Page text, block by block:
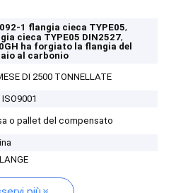
1 flangia cieca TYPE05,
cieca TYPE05 DIN2527,
ha forgiato la flangia del
al carbonio
DI 2500 TONNELLATE
ISO9001
o pallet del compensato